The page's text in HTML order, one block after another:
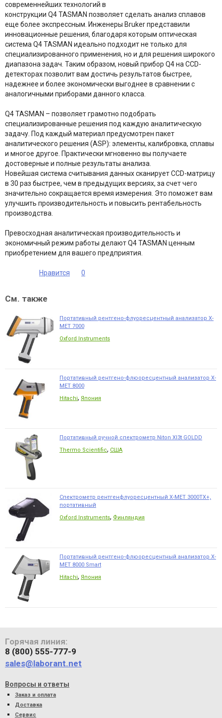
современнейших технологий в
конструкции Q4 TASMAN позволяет сделать анализ сплавов
еще более экспрессным. Инженеры Bruker представили
инновационные решения, благодаря которым оптическая
система Q4 TASMAN идеально подходит не только для
специализированного применения, но и для решения широкого
диапазона задач. Таким образом, новый прибор Q4 на CCD-
детекторах позволит вам достичь результатов быстрее,
надежнее и более экономически выгоднее в сравнении с
аналогичными приборами данного класса.
Q4 TASMAN – позволяет грамотно подобрать
специализированные решения под каждую аналитическую
задачу. Под каждый материал предусмотрен пакет
аналитического решения (ASP): элементы, калибровка, сплавы
и многое другое. Практически мгновенно вы получаете
достоверные и полные результаты анализа.
Новейшая система считывания данных сканирует ССD-матрицу
в 30 раз быстрее, чем в предыдущих версиях, за счет чего
значительно сокращается время измерения. Это поможет вам
улучшить производительность и повысить рентабельность
производства.
Превосходная аналитическая производительность и
экономичный режим работы делают Q4 TASMAN ценным
приобретением для вашего предприятия.
Нравится 0
См. также
Портативный рентгено-флуоресцентный анализатор Х-
МЕТ 7000
Oxford Instruments
Портативный рентгено-флюоресцентный анализатор X-
MET 8000
Hitachi, Япония
Портативный ручной спектрометр Niton Xl3t GOLDD
Thermo Scientific, США
Спектрометр рентгенфлуоресцентный X-MET 3000TX+,
портативный
Oxford Instruments, Финляндия
Портативный рентгено-флюоресцентный анализатор X-
MET 8000 Smart
Hitachi, Япония
Горячая линия:
8 (800) 555-777-9
sales@laborant.net
Вопросы и ответы
Заказ и оплата
Доставка
Сервис